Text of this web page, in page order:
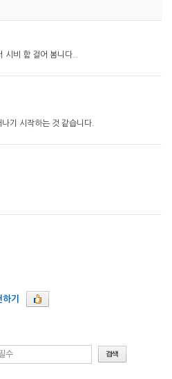
시비 함 걸어 봄니다..
기 시작하는 것 같습니다.
기